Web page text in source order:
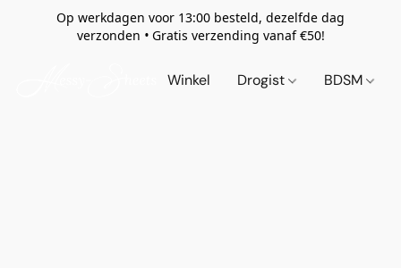
Op werkdagen voor 13:00 besteld, dezelfde dag
verzonden • Gratis verzending vanaf €50!
Winkel Drogist BDSM